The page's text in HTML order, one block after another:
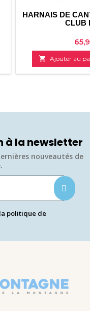
HARNAIS DE
CLUB
Prix
 Ajouter au
à la newsletter
nouveautés de
politique de